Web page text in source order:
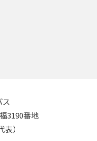
ス
3190番地
）